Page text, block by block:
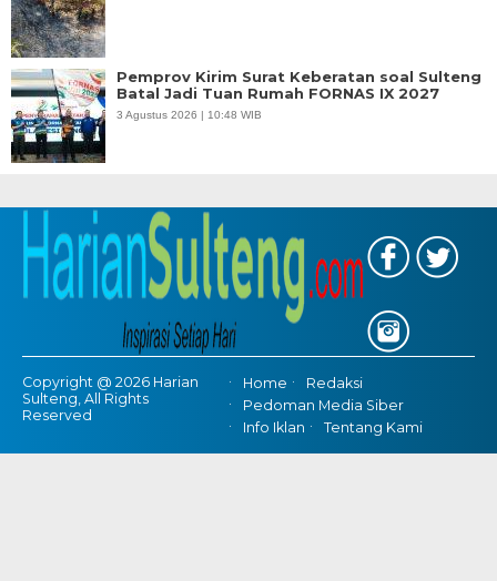
Pemprov Kirim Surat Keberatan soal Sulteng
Batal Jadi Tuan Rumah FORNAS IX 2027
3 Agustus 2026 | 10:48 WIB
Copyright @ 2026 Harian
Sulteng, All Rights
Reserved
Home
Redaksi
Pedoman Media Siber
Info Iklan
Tentang Kami